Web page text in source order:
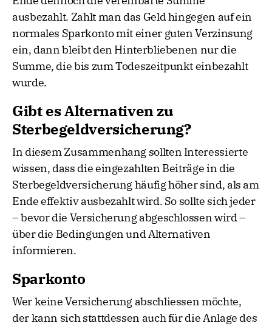
ausbezahlt. Zahlt man das Geld hingegen auf ein
normales Sparkonto mit einer guten Verzinsung
ein, dann bleibt den Hinterbliebenen nur die
Summe, die bis zum Todeszeitpunkt einbezahlt
wurde.
Gibt es Alternativen zu
Sterbegeldversicherung?
In diesem Zusammenhang sollten Interessierte
wissen, dass die eingezahlten Beiträge in die
Sterbegeldversicherung häufig höher sind, als am
Ende effektiv ausbezahlt wird. So sollte sich jeder
– bevor die Versicherung abgeschlossen wird –
über die Bedingungen und Alternativen
informieren.
Sparkonto
Wer keine Versicherung abschliessen möchte,
der kann sich stattdessen auch für die Anlage des